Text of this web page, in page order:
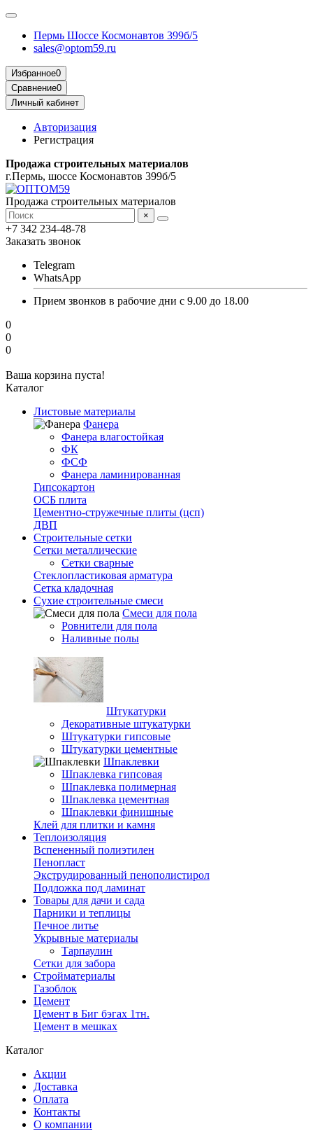
Пермь Шоссе Космонавтов 399б/5
sales@optom59.ru
Избранное0
Сравнение0
Личный кабинет
Авторизация
Регистрация
Продажа строительных материалов
г.Пермь, шоссе Космонавтов 399б/5
Продажа строительных материалов
×
+7 342 234-48-78
Заказать звонок
Telegram
WhatsApp
Прием звонков в рабочие дни с 9.00 до 18.00
0
0
0
Ваша корзина пуста!
Каталог
Листовые материалы
Фанера
Фанера влагостойкая
ФК
ФСФ
Фанера ламинированная
Гипсокартон
ОСБ плита
Цементно-стружечные плиты (цсп)
ДВП
Строительные сетки
Сетки металлические
Сетки сварные
Стеклопластиковая арматура
Сетка кладочная
Сухие строительные смеси
Смеси для пола
Ровнители для пола
Наливные полы
Штукатурки
Декоративные штукатурки
Штукатурки гипсовые
Штукатурки цементные
Шпаклевки
Шпаклевка гипсовая
Шпаклевка полимерная
Шпаклевка цементная
Шпаклевки финишные
Клей для плитки и камня
Теплоизоляция
Вспененный полиэтилен
Пенопласт
Экструдированный пенополистирол
Подложка под ламинат
Товары для дачи и сада
Парники и теплицы
Печное литье
Укрывные материалы
Тарпаулин
Сетки для забора
Стройматериалы
Газоблок
Цемент
Цемент в Биг бэгах 1тн.
Цемент в мешках
Каталог
Акции
Доставка
Оплата
Контакты
О компании